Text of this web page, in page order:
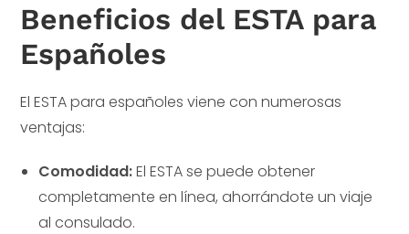
Beneficios del ESTA para
Españoles
El ESTA para españoles viene con numerosas
ventajas:
Comodidad:El ESTA se puede obtener
completamente en línea, ahorrándote un viaje
al consulado.